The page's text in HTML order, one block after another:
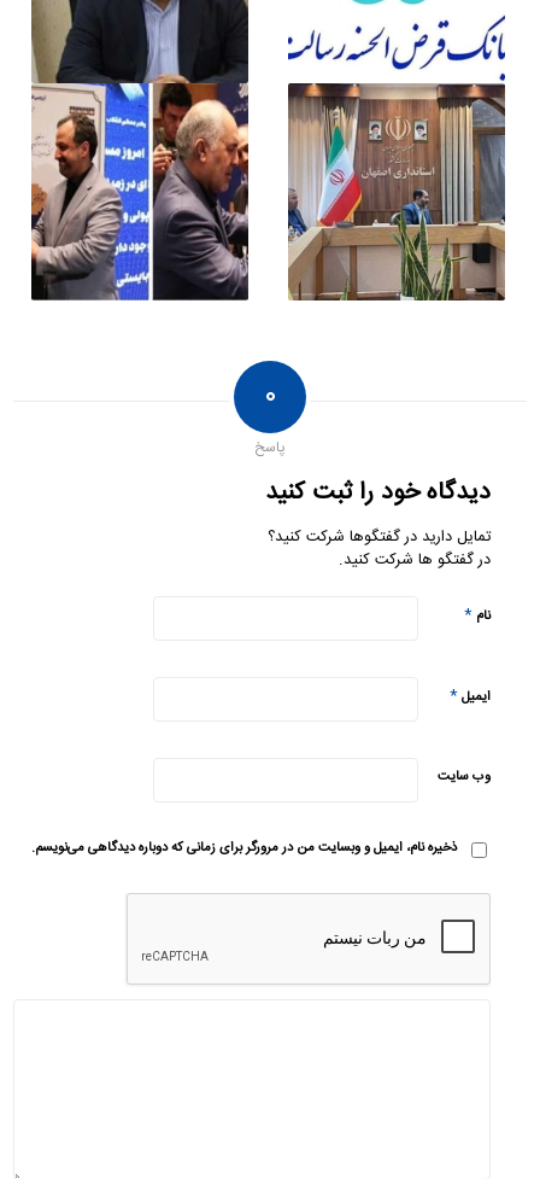
۰
پاسخ
دیدگاه خود را ثبت کنید
تمایل دارید در گفتگوها شرکت کنید؟
در گفتگو ها شرکت کنید.
نام*
ایمیل*
وب‌ سایت
ذخیره نام، ایمیل و وبسایت من در مرورگر برای زمانی که دوباره دیدگاهی می‌نویسم.